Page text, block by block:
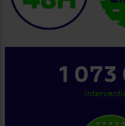
1 181
star_rate star_rate star_rate star_rate star_rate